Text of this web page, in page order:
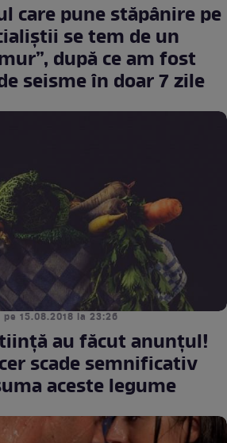
care pune stăpânire pe
se tem de un
după ce am fost
seisme în doar 7 zile
pe 15.08.2018 la 23:26
au făcut anunţul!
scade semnificativ
dacă vei consuma aceste legume